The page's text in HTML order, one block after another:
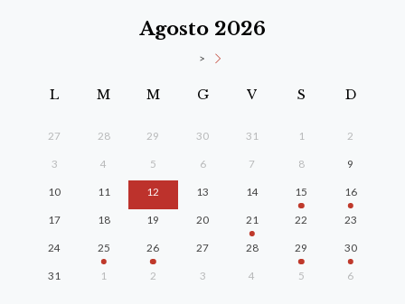
Agosto 2026
>
L M M G V S D
27 28 29 30 31 1 2
3 4 5 6 7 8 9
10 11 12 13 14 15 16
17 18 19 20 21 22 23
24 25 26 27 28 29 30
31 1 2 3 4 5 6